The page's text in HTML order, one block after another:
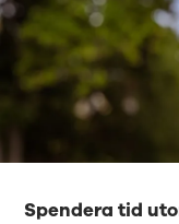
Spendera tid